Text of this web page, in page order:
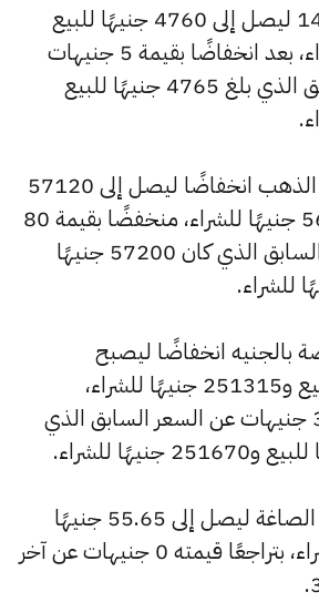
وانخفض سعر عيار 14 ليصل إلى 4760 جنيهًا للبيع
و4715 جنيهًا للشراء، بعد انخفاضًا بقيمة 5 جنيهات
مقارنة بالسعر السابق الذي بلغ 4765 جنيهًا للبيع
وسجل سعر الجنيه الذهب انخفاضًا ليصل إلى 57120
جنيهًا للبيع و56560 جنيهًا للشراء، منخفضًا بقيمة 80
جنيهات عن السعر السابق الذي كان 57200 جنيهًا
بالجنيه انخفاضًا ليصبح
253805 جنيهًا للبيع و251315 جنيهًا للشراء،
بانخفاض قدره 355 جنيهات عن السعر السابق الذي
وانخفض سعر دولار الصاغة ليصل إلى 55.65 جنيهًا
للبيع و0 جنيهًا للشراء، بتراجعًا قيمته 0 جنيهات عن آخر